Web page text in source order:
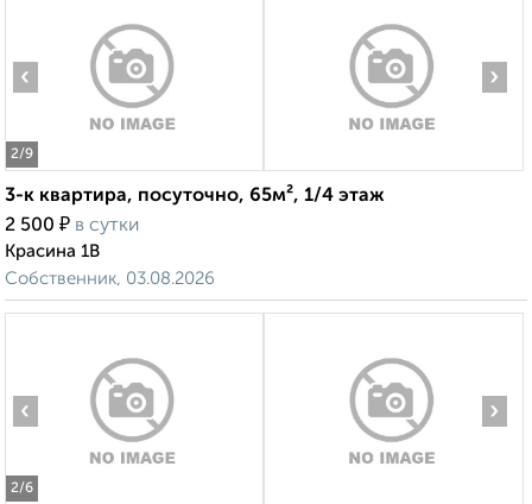
2/9
‹ ›
3-к квартира, посуточно, 65м², 1/4 этаж
2 500 ₽ в сутки
Красина 1В
Собственник, 03.08.2026
2/6
‹ ›